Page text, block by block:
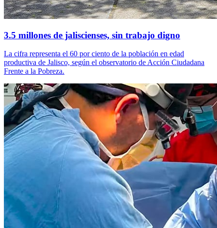
3.5 millones de jaliscienses, sin trabajo digno
La cifra representa el 60 por ciento de la población en edad
productiva de Jalisco, según el observatorio de Acción Ciudadana
Frente a la Pobreza.